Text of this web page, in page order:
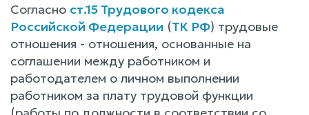
Согласно ст.15 Трудового кодекса
Российской Федерации (ТК РФ) трудовые
отношения - отношения, основанные на
соглашении между работником и
работодателем о личном выполнении
работником за плату трудовой функции